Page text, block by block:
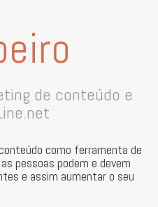
de conteúdo e
como ferramenta de
pessoas podem e devem
e assim aumentar o seu